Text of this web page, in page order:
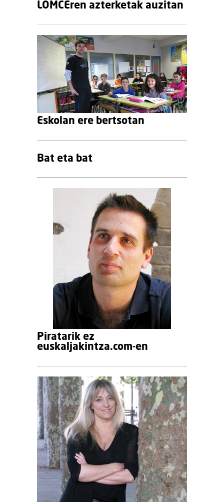
LOMCEren azterketak auzitan
Eskolan ere bertsotan
Bat eta bat
Piratarik ez
euskaljakintza.com-en